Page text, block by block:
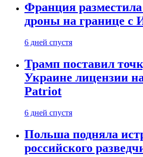
Франция
дроны на границе с
6 дней спустя
Трамп поставил
Украине лицензии
Patriot
6 дней спустя
Польша подняла
российского